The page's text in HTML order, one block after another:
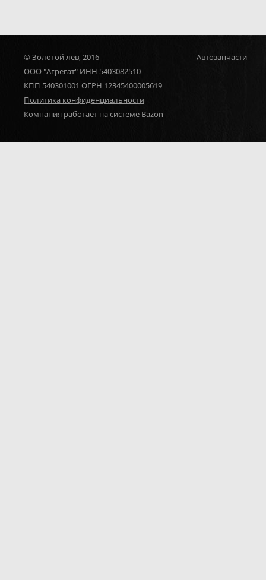
© Золотой лев, 2016
ООО "Агрегат" ИНН 5403082510
КПП 540301001 ОГРН 12345400005619
Политика конфиденциальности
Компания работает на системе Bazon
Автозапчасти